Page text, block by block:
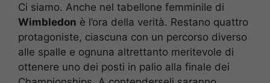
Ci siamo. Anche nel tabellone femminile di
Wimbledon è l’ora della verità. Restano quattro
protagoniste, ciascuna con un percorso diverso
alle spalle e ognuna altrettanto meritevole di
ottenere uno dei posti in palio alla finale dei